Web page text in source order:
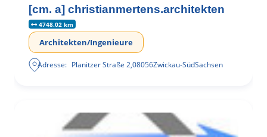
[cm. a] christianmertens.architekten
4748.02 km
Architekten/Ingenieure
Adresse: Planitzer Straße 2,08056Zwickau-SüdSachsen